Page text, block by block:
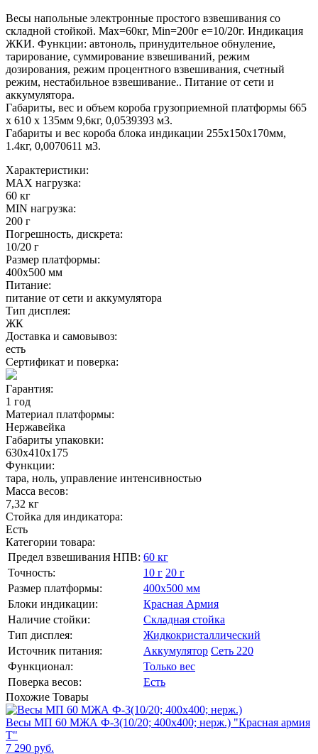
Весы напольные электронные простого взвешивания со
складной стойкой. Мах=60кг, Min=200г е=10/20г. Индикация
ЖКИ. Функции: автоноль, принудительное обнуление,
тарирование, суммирование взвешиваний, режим
дозирования, режим процентного взвешивания, счетный
режим, нестабильное взвешивание.. Питание от сети и
аккумулятора.
Габариты, вес и объем короба грузоприемной платформы 665
х 610 х 135мм 9,6кг, 0,0539393 м3.
Габариты и вес короба блока индикации 255х150х170мм,
1.4кг, 0,0070611 м3.
Характеристики:
MAX нагрузка:
60 кг
MIN нагрузка:
200 г
Погрешность, дискрета:
10/20 г
Размер платформы:
400х500 мм
Питание:
питание от сети и аккумулятора
Тип дисплея:
ЖК
Доставка и самовывоз:
есть
Сертификат и поверка:
Гарантия:
1 год
Материал платформы:
Нержавейка
Габариты упаковки:
630х410х175
Функции:
тара, ноль, управление интенсивностью
Масса весов:
7,32 кг
Стойка для индикатора:
Есть
Категории товара:
Предел взвешивания НПВ: 60 кг
Точность:
10 г 20 г
Размер платформы:
400х500 мм
Блоки индикации:
Красная Армия
Наличие стойки:
Складная стойка
Тип дисплея:
Жидкокристаллический
Источник питания:
Аккумулятор Сеть 220
Функционал:
Только вес
Поверка весов:
Есть
Похожие Товары
Весы МП 60 МЖА Ф-3(10/20; 400х400; нерж.) "Красная армия
Т"
7 290 руб.